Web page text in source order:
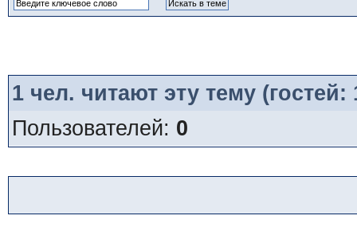
1чел. читают эту тему
Пользователей: 0